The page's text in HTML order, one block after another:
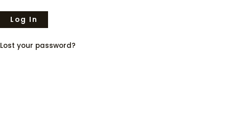
Lost your password?